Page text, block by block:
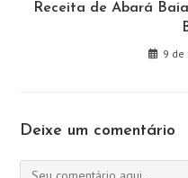
Receita de Abará
9 de
Deixe um comentário
Comentário